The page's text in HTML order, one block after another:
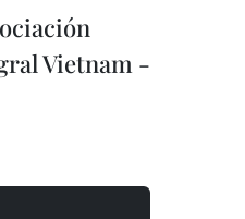
Vietnam -